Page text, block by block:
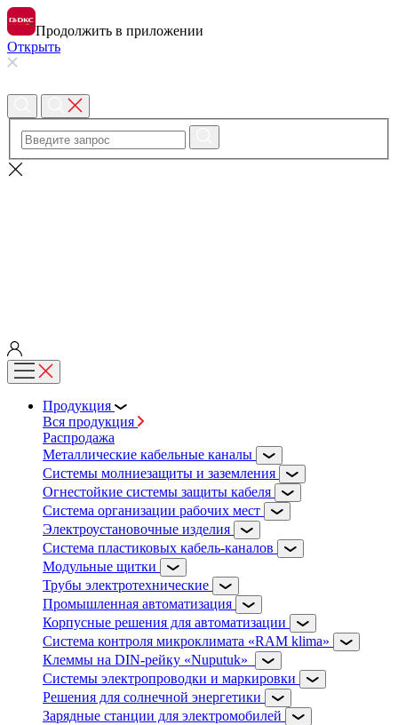
Продолжить в приложении
Открыть
Продукция
Вся продукция
Распродажа
Металлические кабельные каналы
Системы молниезащиты и заземления
Огнестойкие системы защиты кабеля
Система организации рабочих мест
Электроустановочные изделия
Система пластиковых кабель-каналов
Модульные щитки
Трубы электротехнические
Промышленная автоматизация
Корпусные решения для автоматизации
Система контроля микроклимата «RAM klima»
Клеммы на DIN-рейку «Nuputuk»
Системы электропроводки и маркировки
Решения для солнечной энергетики
Зарядные станции для электромобилей